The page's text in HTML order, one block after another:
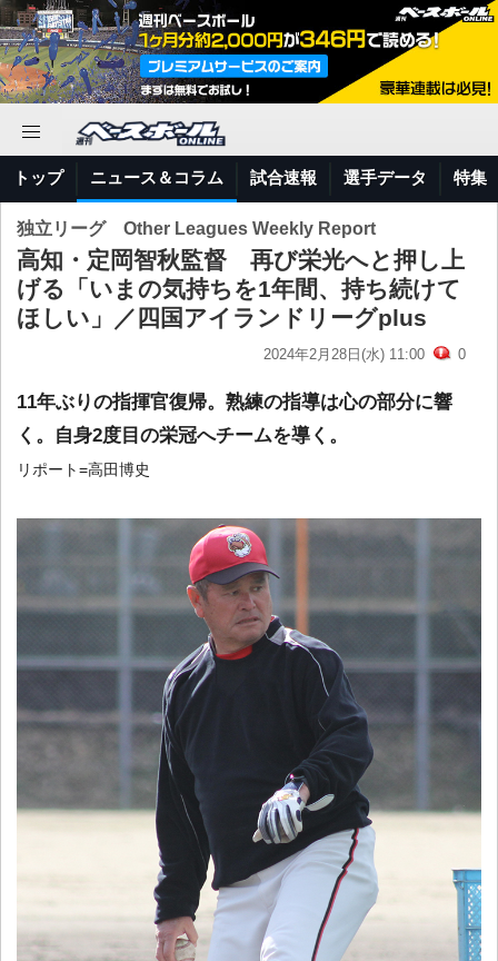
トップ ニュース＆コラム 試合速報 選手データ 特集
独立リーグ Other Leagues Weekly Report
高知・定岡智秋監督 再び栄光へと押し上
げる「いまの気持ちを1年間、持ち続けて
ほしい」／四国アイランドリーグplus
2024年2月28日(水) 11:00 0
11年ぶりの指揮官復帰。熟練の指導は心の部分に響
く。自身2度目の栄冠へチームを導く。
リポート=高田博史